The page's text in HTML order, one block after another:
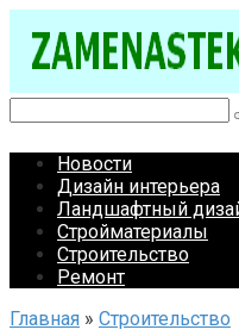
контенту
Новости
Дизайн интерьера
Ландшафтный
Стройматериалы
Строительство
Ремонт
Главная » Строительство